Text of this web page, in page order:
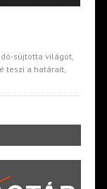
sújtotta világot,
teszi a határait,